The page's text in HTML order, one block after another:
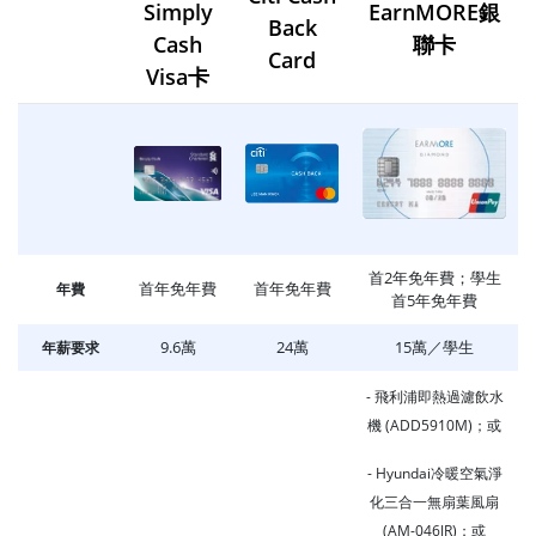
Simply
Cash
Visa卡
Back
Card
EarnMORE銀
聯卡
年費 首年免年費 首年免年費
首2年免年費；學生
首5年免年費
年薪要求 9.6萬 24萬 15萬／學生
- 飛利浦即熱過濾飲水
機 (ADD5910M)；或
- Hyundai冷暖空氣淨
化三合一無扇葉風扇
(AM-046JR)；或